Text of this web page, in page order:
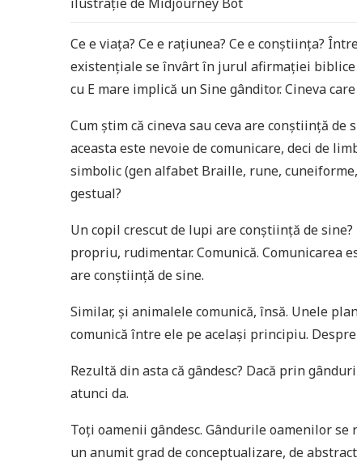
Ce e viața? Ce e rațiunea? Ce e conștiința?
existențiale se învârt în jurul afirmației biblice
cu E mare implică un Sine gânditor. Cineva
Cum știm că cineva sau ceva are conștiință
aceasta este nevoie de comunicare, deci de
simbolic (gen alfabet Braille, rune,
gestual?
Un copil crescut de lupi are conștiință de
propriu, rudimentar. Comunică. Comunicarea
are conștiință de sine.
Similar, și animalele comunică, însă. Unele
comunică între ele pe același principiu.
Rezultă din asta că gândesc? Dacă prin
atunci da.
Toți oamenii gândesc. Gândurile oamenilor
un anumit grad de conceptualizare, de